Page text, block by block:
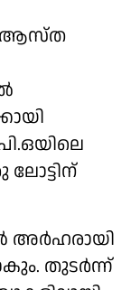
ആസ്ത
അർഹരായി
തുടർന്ന്